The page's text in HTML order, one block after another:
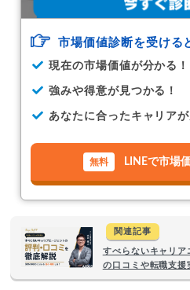
市場価値診断を受ける
現在の市場価値が分かる！
強みや得意が見つかる！
あなたに合ったキャリアが
LINEで市場
関連記事
すべらないキャリ
の口コミや転職支援